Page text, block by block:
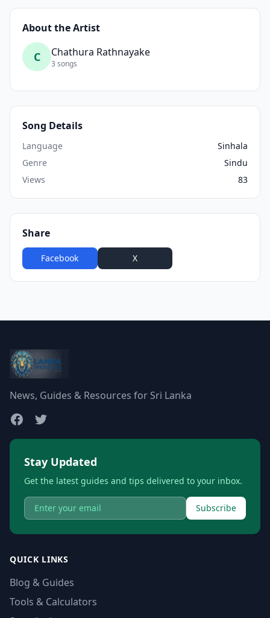
About the Artist
C Chathura Rathnayake
3 songs
Song Details
Language
Sinhala
Genre
Sindu
Views
83
Share
Facebook X
News, Guides & Resources for Sri Lanka
Stay Updated
Get the latest guides and tips delivered to your inbox.
Subscribe
QUICK LINKS
Blog & Guides
Tools & Calculators